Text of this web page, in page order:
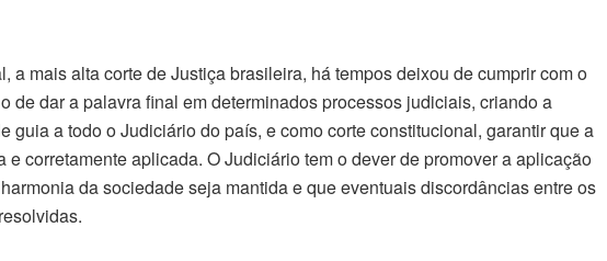
a mais alta corte de Justiça brasileira, há tempos deixou de cumprir com o
de dar a palavra final em determinados processos judiciais, criando a
guia a todo o Judiciário do país, e como corte constitucional, garantir que a
corretamente aplicada. O Judiciário tem o dever de promover a aplicação
da sociedade seja mantida e que eventuais discordâncias entre os